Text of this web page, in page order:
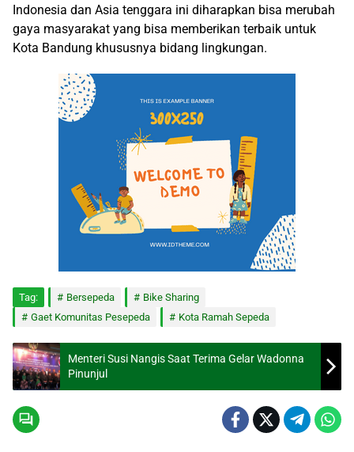
Indonesia dan Asia tenggara ini diharapkan bisa merubah
gaya masyarakat yang bisa memberikan terbaik untuk
Kota Bandung khususnya bidang lingkungan.
Tag: Bersepeda
Bike Sharing
Gaet Komunitas Pesepeda
Kota Ramah Sepeda
Menteri Susi Nangis Saat Terima Gelar Wadonna
Pinunjul